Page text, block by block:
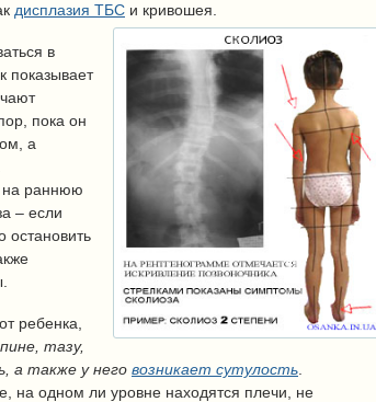
дисплазия ТБС и кривошея.
в
показывает
пока он
а
на раннюю
– если
остановить
ребенка,
тазу,
а также у него возникает сутулость
на одном ли уровне находятся плечи, не